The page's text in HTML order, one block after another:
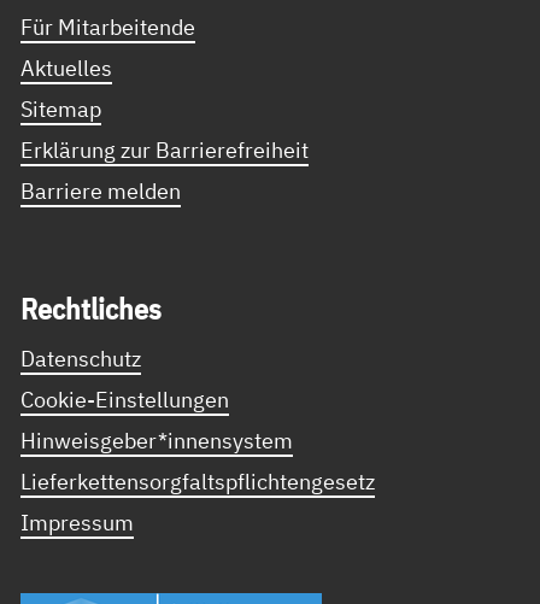
Für Mitarbeitende
Aktuelles
Sitemap
Erklärung zur Barrierefreiheit
Barriere melden
Recht­li­ches
Datenschutz
Cookie-Einstellungen
Hinweisgeber*innensystem
Lieferkettensorgfaltspflichtengesetz
Impressum